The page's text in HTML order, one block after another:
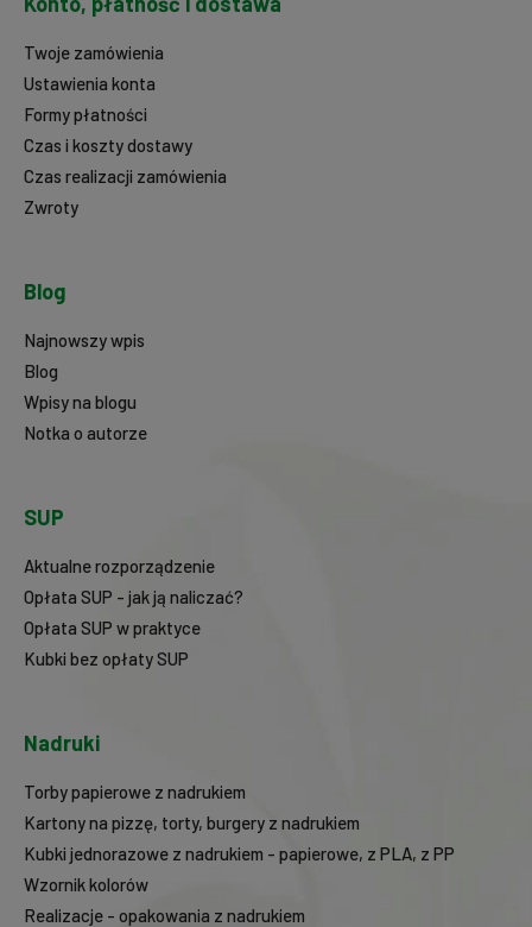
Twoje zamówienia
Ustawienia konta
Formy płatności
Czas i koszty dostawy
Czas realizacji zamówienia
Zwroty
Blog
Najnowszy wpis
Blog
Wpisy na blogu
Notka o autorze
SUP
Aktualne rozporządzenie
Opłata SUP - jak ją naliczać?
Opłata SUP w praktyce
Kubki bez opłaty SUP
Nadruki
Torby papierowe z nadrukiem
Kartony na pizzę, torty, burgery z nadrukiem
Kubki jednorazowe z nadrukiem - papierowe, z PLA, z PP
Wzornik kolorów
Realizacje - opakowania z nadrukiem